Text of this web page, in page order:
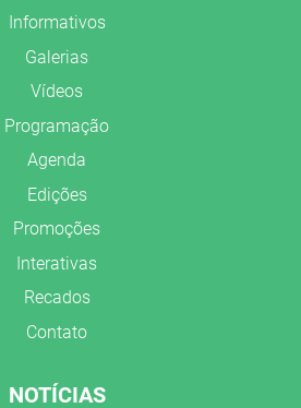
Informativos
Galerias
Vídeos
Programação
Agenda
Edições
Promoções
Interativas
Recados
Contato
NOTÍCIAS